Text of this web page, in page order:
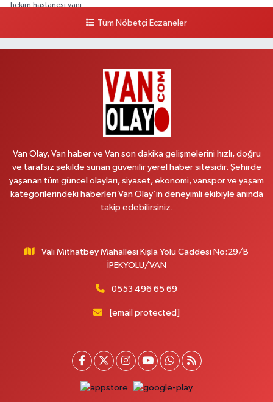
hekim hastanesi yanı
Yol Tarifi Al
Vanyolu Caddesi Yeni Diş Hastanesi Yanı NO:102F
Yol Tarifi Al
CUMHURİYET MAH.KONAK SK.NO:6
0 (530) 442 24 65 Yol Tarifi Al
Yiğit Eczanesi
SERHAT MAHALLESİ CUMHURİYET BULVARI VAN AVM YANI NO:137
ECIVILCOCUKMAGAZASIKARSISI
0 (542) 384 45 20 Yol Tarifi Al
Tüm Nöbetçi Eczaneler
Van Olay, Van haber ve Van son dakika gelişmelerini hızlı, doğru
ve tarafsız şekilde sunan güvenilir yerel haber sitesidir. Şehirde
yaşanan tüm güncel olayları, siyaset, ekonomi, vanspor ve yaşam
kategorilerindeki haberleri Van Olay’ın deneyimli ekibiyle anında
takip edebilirsiniz.
Vali Mithatbey Mahallesi Kışla Yolu Caddesi No:29/B
İPEKYOLU/VAN
0553 496 65 69
[email protected]